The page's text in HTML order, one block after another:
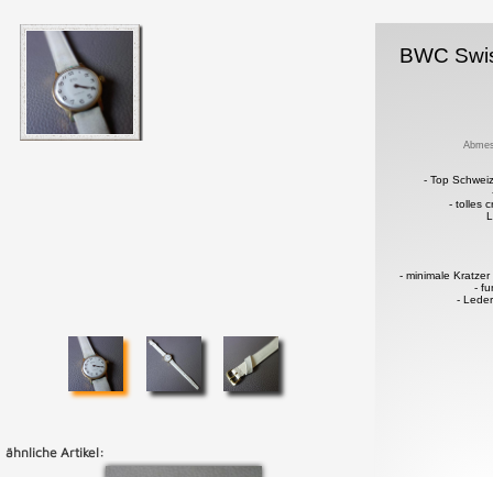
ähnliche Artikel:
BWC
- Top
- tolles
- minimale
-
-